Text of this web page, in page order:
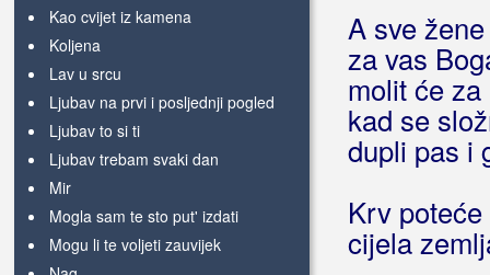
Kao cvijet iz kamena
Koljena
Lav u srcu
Ljubav na prvi i posljednji pogled
Ljubav to si ti
Ljubav trebam svaki dan
Mir
Mogla sam te sto put' izdati
Mogu li te voljeti zauvijek
A sve
za vas
molit će
kad se
dupli pas i
Krv
cijela